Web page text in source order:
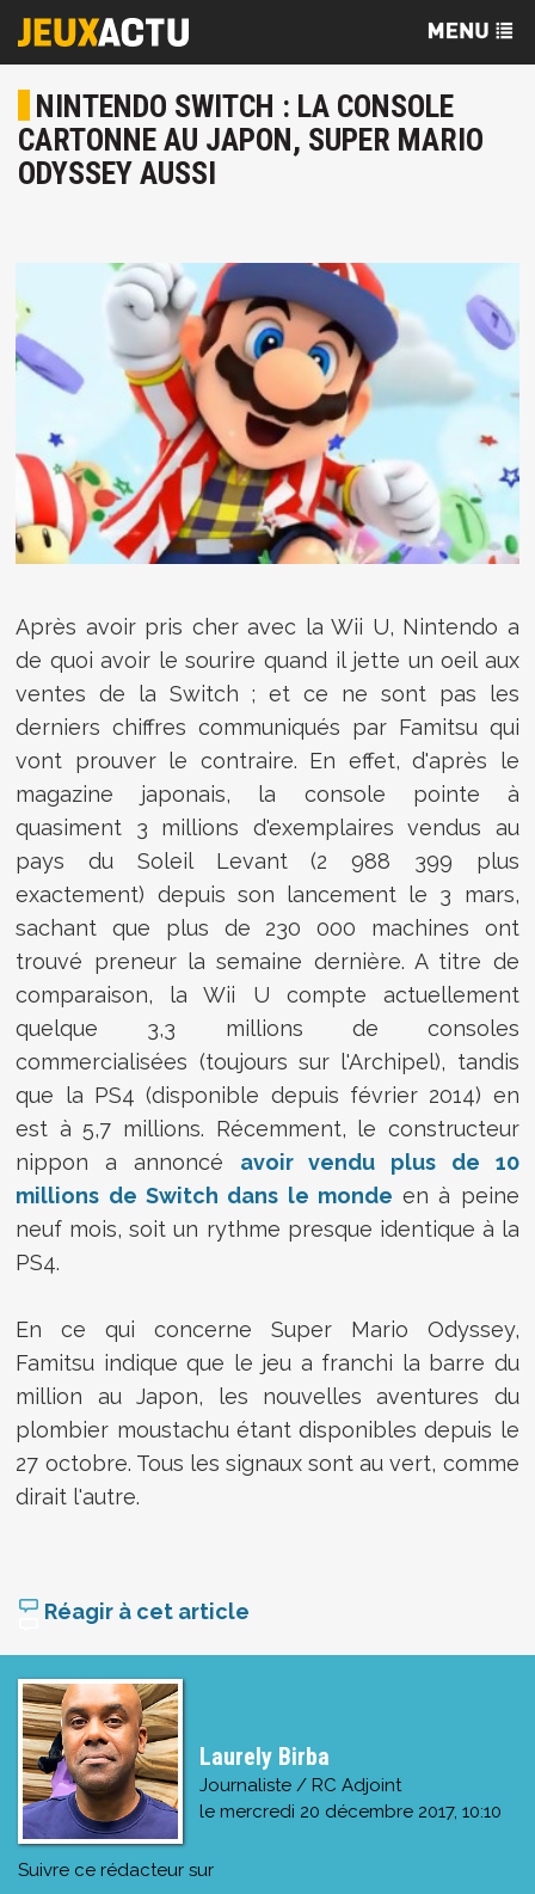
NINTENDO SWITCH : LA CONSOLE
CARTONNE AU JAPON, SUPER MARIO
ODYSSEY AUSSI
Après avoir pris cher avec la Wii U, Nintendo a
de quoi avoir le sourire quand il jette un oeil aux
ventes de la Switch ; et ce ne sont pas les
derniers chiffres communiqués par Famitsu qui
vont prouver le contraire. En effet, d'après le
magazine japonais, la console pointe à
quasiment 3 millions d'exemplaires vendus au
pays du Soleil Levant (2 988 399 plus
exactement) depuis son lancement le 3 mars,
sachant que plus de 230 000 machines ont
trouvé preneur la semaine dernière. A titre de
comparaison, la Wii U compte actuellement
quelque 3,3 millions de consoles
commercialisées (toujours sur l'Archipel), tandis
que la PS4 (disponible depuis février 2014) en
est à 5,7 millions. Récemment, le constructeur
nippon a annoncé avoir vendu plus de 10
millions de Switch dans le monde en à peine
neuf mois, soit un rythme presque identique à la
PS4.
En ce qui concerne Super Mario Odyssey,
Famitsu indique que le jeu a franchi la barre du
million au Japon, les nouvelles aventures du
plombier moustachu étant disponibles depuis le
27 octobre. Tous les signaux sont au vert, comme
dirait l'autre.
Réagir à cet article
Laurely Birba
Journaliste / RC Adjoint
le mercredi 20 décembre 2017, 10:10
Suivre ce rédacteur sur